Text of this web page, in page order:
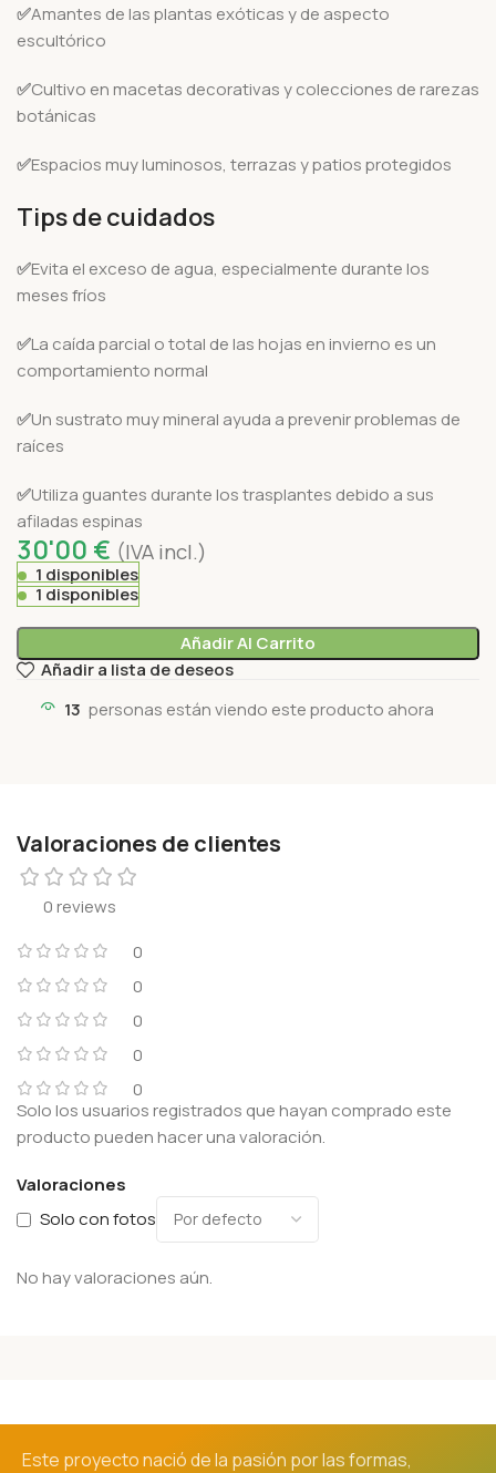
✅Amantes de las plantas exóticas y de aspecto
escultórico
✅Cultivo en macetas decorativas y colecciones de rarezas
botánicas
✅Espacios muy luminosos, terrazas y patios protegidos
Tips de cuidados
✅Evita el exceso de agua, especialmente durante los
meses fríos
✅La caída parcial o total de las hojas en invierno es un
comportamiento normal
✅Un sustrato muy mineral ayuda a prevenir problemas de
raíces
✅Utiliza guantes durante los trasplantes debido a sus
afiladas espinas
30'00 € (IVA incl.)
1 disponibles
1 disponibles
Añadir Al Carrito
Añadir a lista de deseos
13 personas están viendo este producto ahora
Valoraciones de clientes
0 reviews
0
0
0
0
0
Valoraciones
Solo con fotos
No hay valoraciones aún.
Solo los usuarios registrados que hayan comprado este
producto pueden hacer una valoración.
Este proyecto nació de la pasión por las formas,